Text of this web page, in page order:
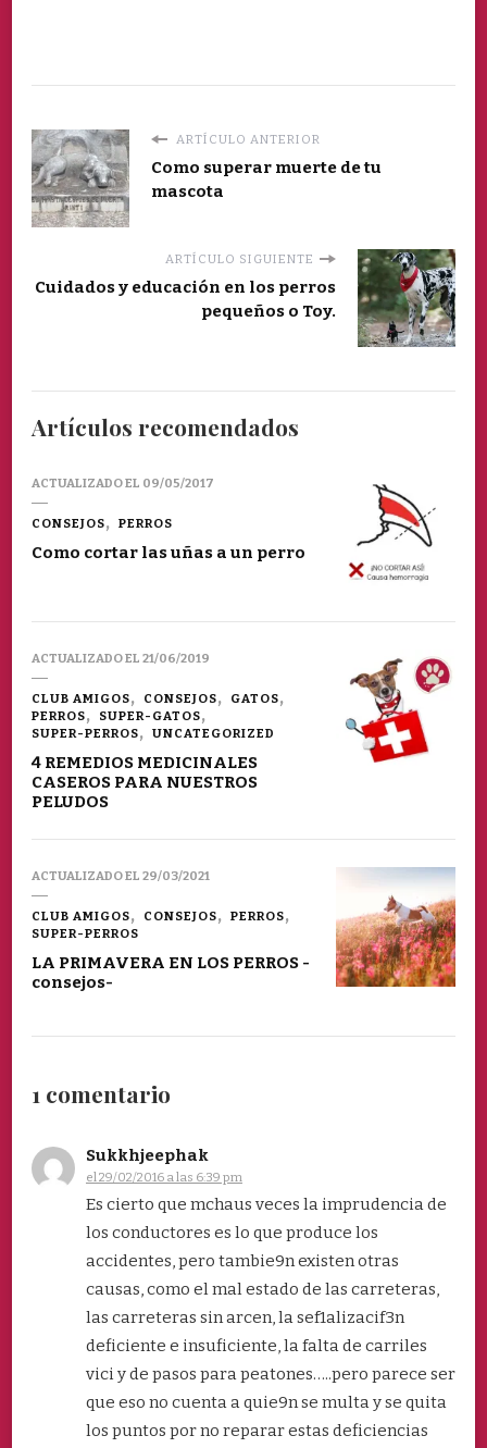
ARTÍCULO ANTERIOR
Como superar muerte de tu
mascota
ARTÍCULO SIGUIENTE
Cuidados y educación en los perros
pequeños o Toy.
Artículos recomendados
ACTUALIZADO EL 09/05/2017
CONSEJOS PERROS
Como cortar las uñas a un perro
ACTUALIZADO EL 21/06/2019
CLUB AMIGOS CONSEJOS
GATOS
PERROS
SUPER-GATOS
SUPER-PERROS
UNCATEGORIZED
4 REMEDIOS MEDICINALES
CASEROS PARA NUESTROS
PELUDOS
ACTUALIZADO EL 29/03/2021
CLUB AMIGOS CONSEJOS
PERROS
SUPER-PERROS
LA PRIMAVERA EN LOS PERROS -
consejos-
1 comentario
Sukkhjeephak
el 29/02/2016 a las 6:39 pm
Es cierto que mchaus veces la imprudencia de
los conductores es lo que produce los
accidentes, pero tambie9n existen otras
causas, como el mal estado de las carreteras,
las carreteras sin arcen, la sef1alizacif3n
deficiente e insuficiente, la falta de carriles
vici y de pasos para peatones…..pero parece ser
que eso no cuenta a quie9n se multa y se quita
los puntos por no reparar estas deficiencias